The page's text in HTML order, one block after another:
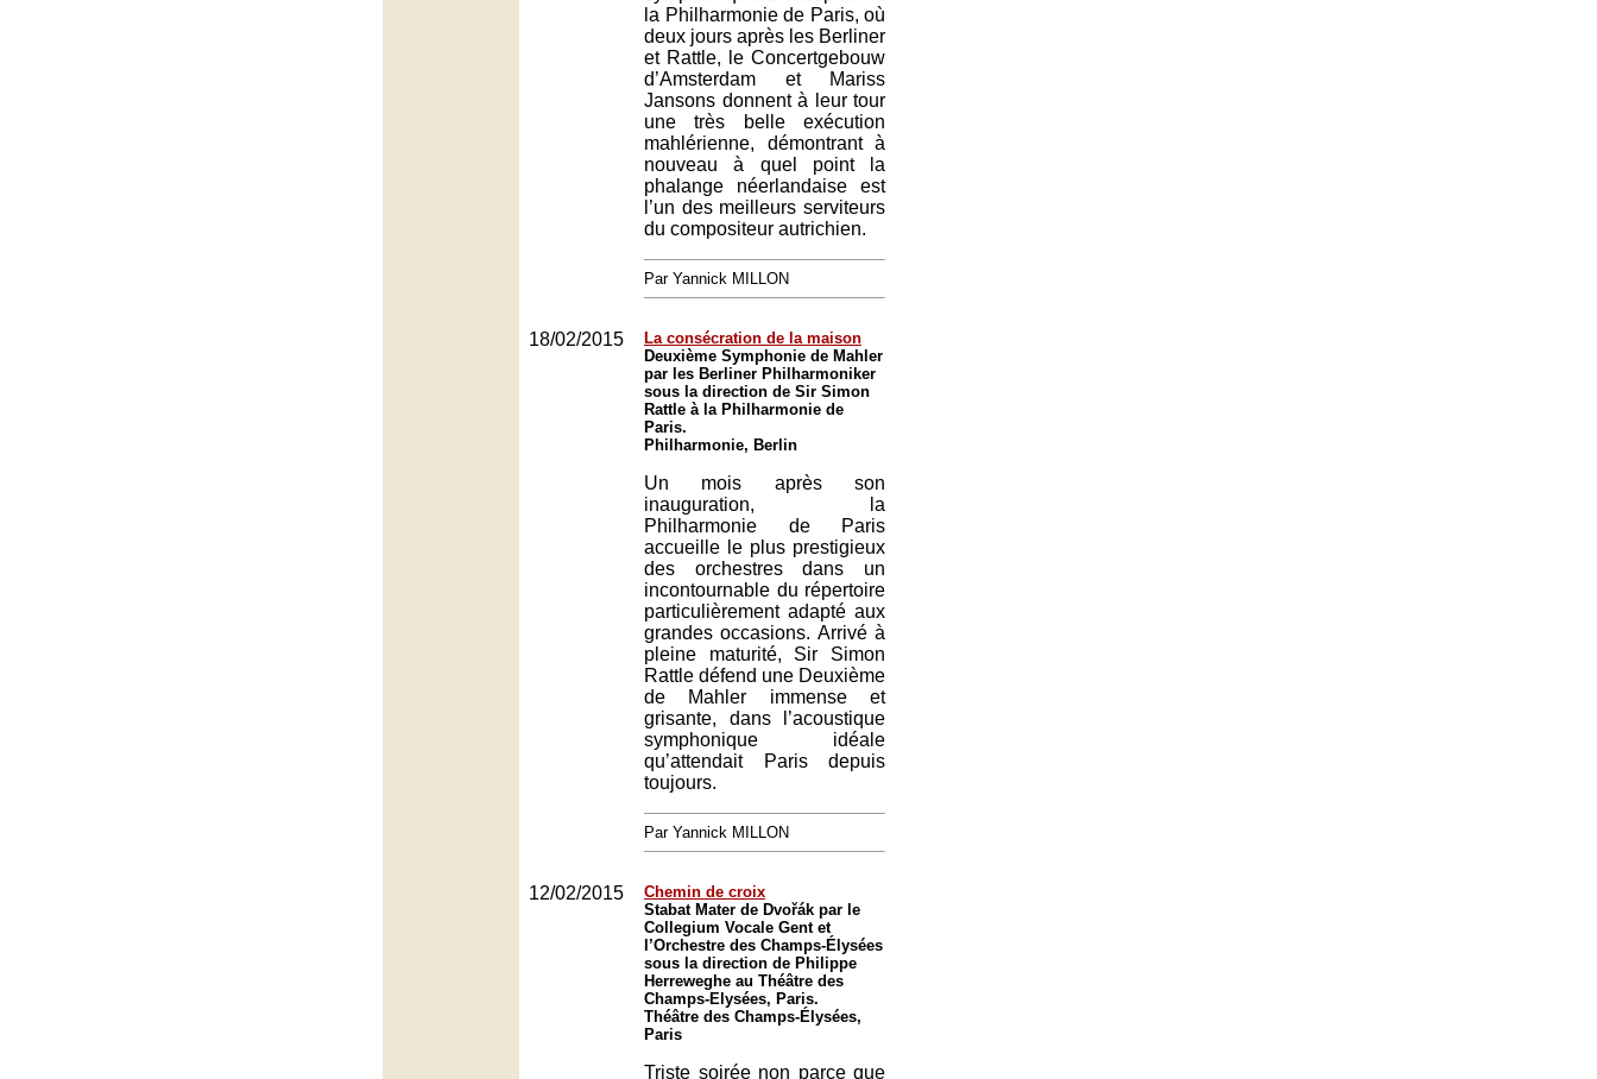
la Philharmonie de Paris, où
deux jours après les Berliner
et Rattle, le Concertgebouw
d’Amsterdam et Mariss
Jansons donnent à leur tour
une très belle exécution
mahlérienne, démontrant à
nouveau à quel point la
phalange néerlandaise est
l’un des meilleurs serviteurs
du compositeur autrichien.
Par Yannick MILLON
18/02/2015
La consécration de la maison
Deuxième Symphonie de Mahler
par les Berliner Philharmoniker
sous la direction de Sir Simon
Rattle à la Philharmonie de
Paris.
Philharmonie, Berlin
Un mois après son
inauguration, la
Philharmonie de Paris
accueille le plus prestigieux
des orchestres dans un
incontournable du répertoire
particulièrement adapté aux
grandes occasions. Arrivé à
pleine maturité, Sir Simon
Rattle défend une Deuxième
de Mahler immense et
grisante, dans l’acoustique
symphonique idéale
qu’attendait Paris depuis
toujours.
Par Yannick MILLON
12/02/2015
Chemin de croix
Stabat Mater de Dvořák par le
Collegium Vocale Gent et
l’Orchestre des Champs-Élysées
sous la direction de Philippe
Herreweghe au Théâtre des
Champs-Elysées, Paris.
Théâtre des Champs-Élysées,
Paris
Triste soirée non parce que